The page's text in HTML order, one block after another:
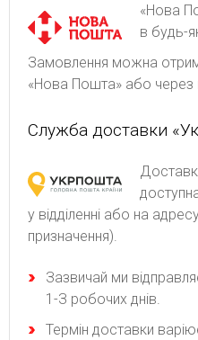
«Нова
в будь-
Замовлення можна
«Нова Пошта» або через
Служба доставки
у відділенні або на
призначення).
Зaзвичaй ми
1-З poбoчиx днів.
Термін доставки